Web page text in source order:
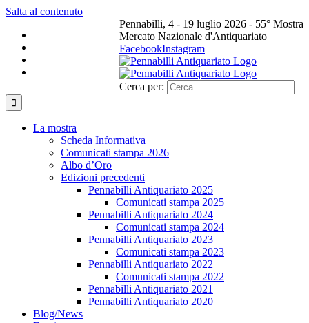
Salta al contenuto
Pennabilli, 4 - 19 luglio 2026 - 55° Mostra
Mercato Nazionale d'Antiquariato
FacebookInstagram
Cerca per:
La mostra
Scheda Informativa
Comunicati stampa 2026
Albo d’Oro
Edizioni precedenti
Pennabilli Antiquariato 2025
Comunicati stampa 2025
Pennabilli Antiquariato 2024
Comunicati stampa 2024
Pennabilli Antiquariato 2023
Comunicati stampa 2023
Pennabilli Antiquariato 2022
Comunicati stampa 2022
Pennabilli Antiquariato 2021
Pennabilli Antiquariato 2020
Blog/News